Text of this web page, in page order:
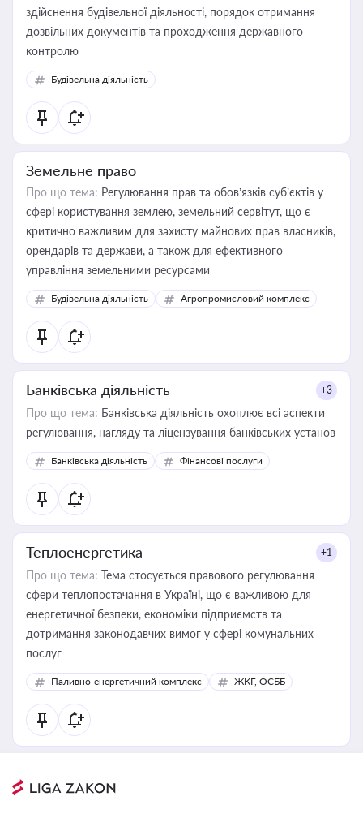
здійснення будівельної діяльності, порядок отримання
дозвільних документів та проходження державного
контролю
Будівельна діяльність
Земельне право
Про що тема: Регулювання прав та обов’язків суб’єктів у
сфері користування землею, земельний сервітут, що є
критично важливим для захисту майнових прав власників,
орендарів та держави, а також для ефективного
управління земельними ресурсами
Будівельна діяльність Агропромисловий комплекс
Банківська діяльність +3
Про що тема: Банківська діяльність охоплює всі аспекти
регулювання, нагляду та ліцензування банківських установ
Банківська діяльність Фінансові послуги
Теплоенергетика +1
Про що тема: Тема стосується правового регулювання
сфери теплопостачання в Україні, що є важливою для
енергетичної безпеки, економіки підприємств та
дотримання законодавчих вимог у сфері комунальних
послуг
Паливно-енергетичний комплекс ЖКГ, ОСББ